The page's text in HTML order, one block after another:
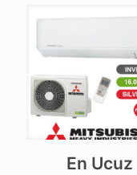
En Ucuz